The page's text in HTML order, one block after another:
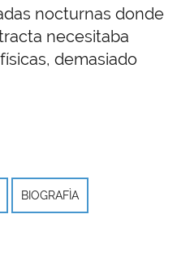
nocturnas donde
necesitaba
demasiado
BIOGRAFÌA